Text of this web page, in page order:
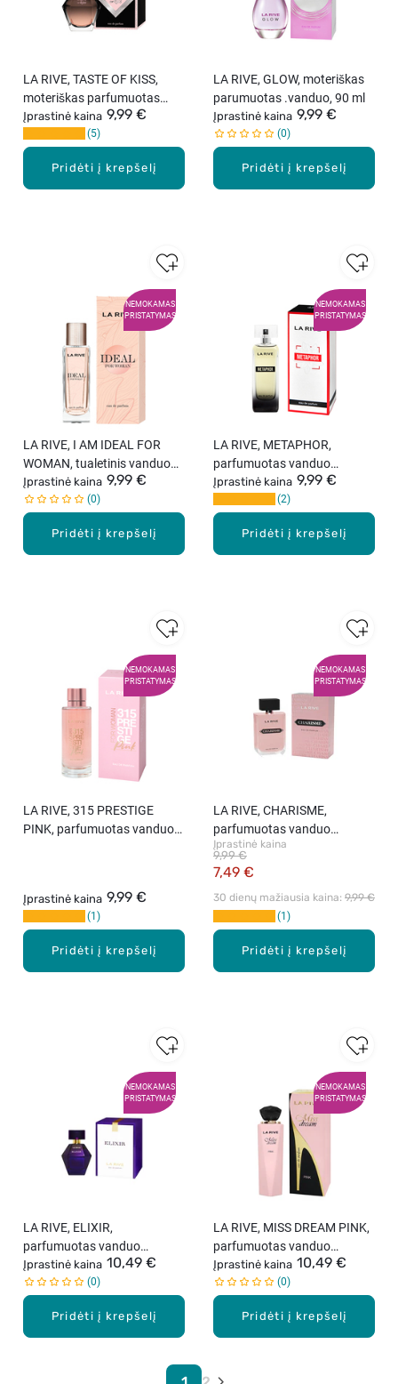
Pridėti į krepšelį
LA RIVE, TASTE OF KISS,
moteriškas parfumuotas
vanduo, 100 ml
Įprastinė kaina 9,99 €
5
Pridėti į krepšelį
LA RIVE, GLOW, moteriškas
parumuotas .vanduo, 90 ml
Įprastinė kaina 9,99 €
0
NEMOKAMAS
PRISTATYMAS
Pridėti į krepšelį
LA RIVE, I AM IDEAL FOR
WOMAN, tualetinis vanduo
moterims, 90 ml
Įprastinė kaina 9,99 €
0
NEMOKAMAS
PRISTATYMAS
Pridėti į krepšelį
LA RIVE, METAPHOR,
parfumuotas vanduo
moterims, 90 ml.
Įprastinė kaina 9,99 €
2
NEMOKAMAS
PRISTATYMAS
Pridėti į krepšelį
LA RIVE, 315 PRESTIGE
PINK, parfumuotas vanduo
Įprastinė kaina 9,99 €
1
NEMOKAMAS
PRISTATYMAS
Pridėti į krepšelį
LA RIVE, CHARISME,
parfumuotas vanduo
moterims, 90 ml.
Įprastinė kaina
7,49 €
9,99 €
30 dienų mažiausia kaina: 9,99 €
1
NEMOKAMAS
PRISTATYMAS
Pridėti į krepšelį
LA RIVE, ELIXIR,
parfumuotas vanduo
moterims, 100 ml.
Įprastinė kaina 10,49 €
0
NEMOKAMAS
PRISTATYMAS
Pridėti į krepšelį
LA RIVE, MISS DREAM PINK,
parfumuotas vanduo
moterims, 100 ml.
Įprastinė kaina 10,49 €
0